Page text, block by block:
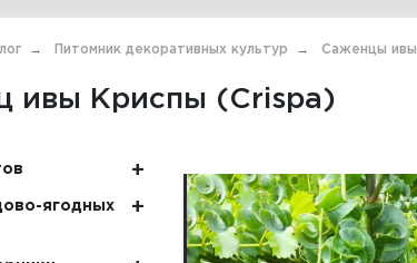
Питомник декоративных культур Саженцы ивы
ивы Криспы (Crispa)
ягодных